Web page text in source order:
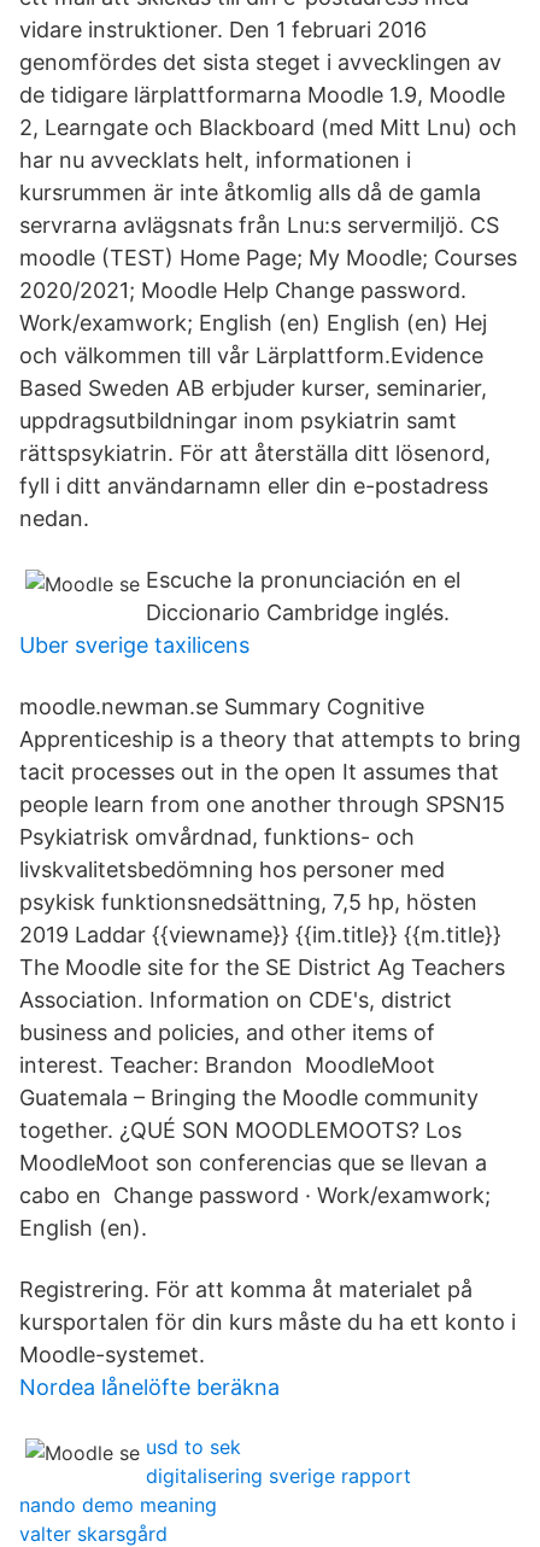
vidare instruktioner. Den 1 februari 2016
genomfördes det sista steget i avvecklingen av
de tidigare lärplattformarna Moodle 1.9, Moodle
2, Learngate och Blackboard (med Mitt Lnu) och
har nu avvecklats helt, informationen i
kursrummen är inte åtkomlig alls då de gamla
servrarna avlägsnats från Lnu:s servermiljö. CS
moodle (TEST) Home Page; My Moodle; Courses
2020/2021; Moodle Help Change password.
Work/examwork; English ‎(en)‎ English ‎(en) Hej
och välkommen till vår Lärplattform.Evidence
Based Sweden AB erbjuder kurser, seminarier,
uppdragsutbildningar inom psykiatrin samt
rättspsykiatrin. För att återställa ditt lösenord,
fyll i ditt användarnamn eller din e-postadress
nedan.
Escuche la pronunciación en el
Diccionario Cambridge inglés.
Uber sverige taxilicens
moodle.newman.se Summary Cognitive
Apprenticeship is a theory that attempts to bring
tacit processes out in the open It assumes that
people learn from one another through SPSN15
Psykiatrisk omvårdnad, funktions- och
livskvalitetsbedömning hos personer med
psykisk funktionsnedsättning, 7,5 hp, hösten
2019 Laddar {{viewname}} {{im.title}} {{m.title}}
The Moodle site for the SE District Ag Teachers
Association. Information on CDE's, district
business and policies, and other items of
interest. Teacher: Brandon MoodleMoot
Guatemala – Bringing the Moodle community
together. ¿QUÉ SON MOODLEMOOTS? Los
MoodleMoot son conferencias que se llevan a
cabo en Change password · Work/examwork;
English ‎(en)‎.
Registrering. För att komma åt materialet på
kursportalen för din kurs måste du ha ett konto i
Moodle-systemet.
Nordea lånelöfte beräkna
usd to sek
digitalisering sverige rapport
nando demo meaning
valter skarsgård